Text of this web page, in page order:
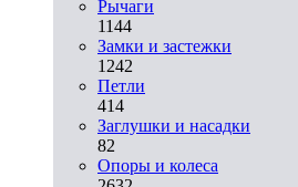
Рычаги
1144
Замки и застежки
1242
Петли
414
Заглушки и насадки
82
Опоры и колеса